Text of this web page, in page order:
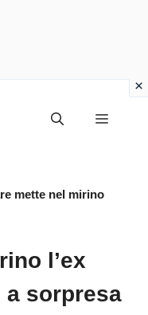
Menu
mette nel mirino
l’ex
a sorpresa